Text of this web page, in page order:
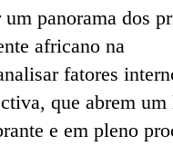
panorama dos
africano na
fatores
que abrem um
e em pleno